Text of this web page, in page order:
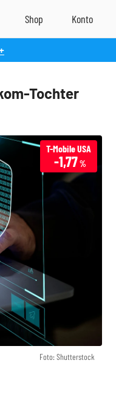
Tochter
Foto: Shutterstock
T-Mobile USA
-1,77 %